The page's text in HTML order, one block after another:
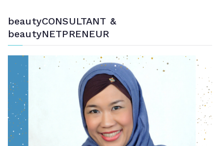
beautyCONSULTANT &
beautyNETPRENEUR